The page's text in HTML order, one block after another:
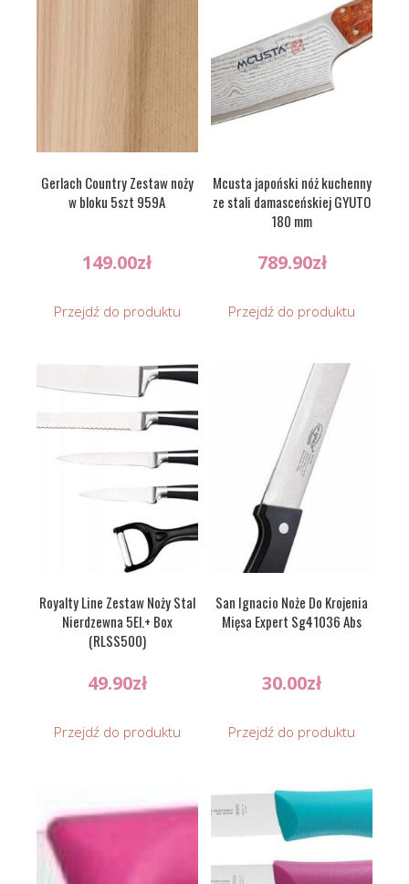
Gerlach Country Zestaw noży
w bloku 5szt 959A
149.00zł
Przejdź do produktu
Mcusta japoński nóż kuchenny
ze stali damasceńskiej GYUTO
180 mm
789.90zł
Przejdź do produktu
Royalty Line Zestaw Noży Stal
Nierdzewna 5El.+ Box
(RLSS500)
49.90zł
Przejdź do produktu
San Ignacio Noże Do Krojenia
Mięsa Expert Sg41036 Abs
30.00zł
Przejdź do produktu